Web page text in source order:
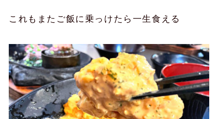
これもまたご飯に乗っけたら一生食える